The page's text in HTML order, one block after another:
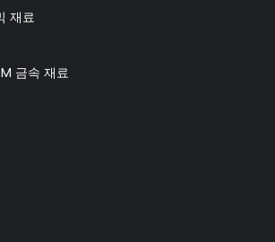
재료
금속 재료